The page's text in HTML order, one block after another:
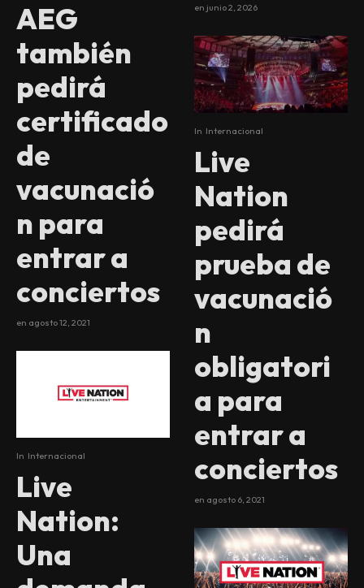
AEG
también
pedirá
certificado
de
vacunació
n para
entrar a
conciertos
en agosto 12, 2021
In Internacional
Live
Nation:
Una
en junio 2, 2026
In Internacional
Live
Nation
pedirá
prueba de
vacunació
n
obligatori
a para
entrar a
conciertos
en agosto 6, 2021